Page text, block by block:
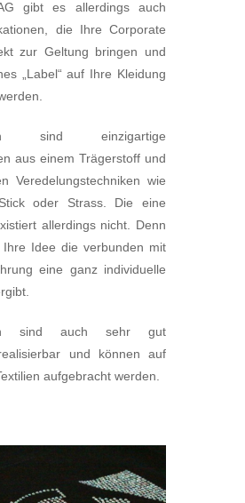
gibt es allerdings auch
die Ihre Corporate
zur Geltung bringen und
„Label“ auf Ihre Kleidung
sind einzigartige
aus einem Trägerstoff und
Veredelungstechniken wie
oder Strass. Die eine
allerdings nicht. Denn
Idee die verbunden mit
eine ganz individuelle
sind auch sehr gut
und können auf
aufgebracht werden.